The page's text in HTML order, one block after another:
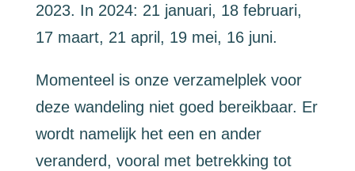
2023. In 2024: 21 januari, 18 februari,
17 maart, 21 april, 19 mei, 16 juni.
Momenteel is onze verzamelplek voor
deze wandeling niet goed bereikbaar. Er
wordt namelijk het een en ander
veranderd, vooral met betrekking tot